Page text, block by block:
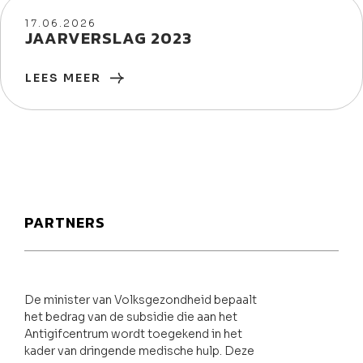
17/06/2026
17.06.2026
JAARVERSLAG 2023
LEES MEER
PARTNERS
De minister van Volksgezondheid bepaalt
het bedrag van de subsidie die aan het
Antigifcentrum wordt toegekend in het
kader van dringende medische hulp. Deze